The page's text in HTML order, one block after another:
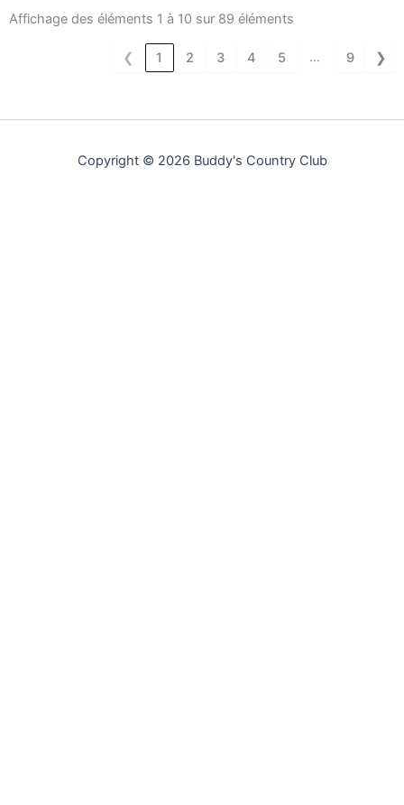
Affichage des éléments 1 à 10 sur 89 éléments
❮ 1 2 3 4 5 … 9 ❯
Copyright © 2026 Buddy's Country Club